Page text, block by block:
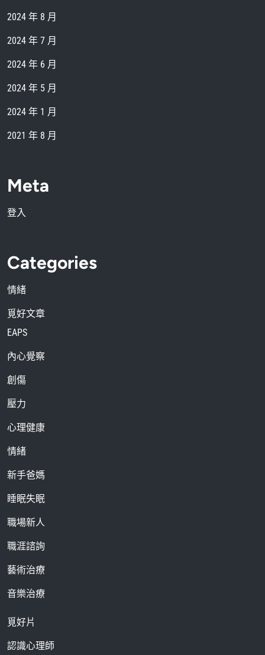
2024 年 8 月
2024 年 7 月
2024 年 6 月
2024 年 5 月
2024 年 1 月
2021 年 8 月
Meta
登入
Categories
情緒
覓好文章
EAPS
內心覺察
創傷
壓力
心理健康
情緒
新手爸媽
睡眠失眠
職場新人
職涯諮詢
藝術治療
音樂治療
覓好片
認識心理師